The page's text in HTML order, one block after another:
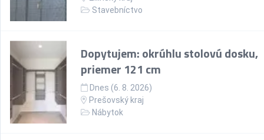
Stavebníctvo
Dopytujem: okrúhlu stolovú dosku,
priemer 121 cm
Dnes (6. 8. 2026)
Prešovský kraj
Nábytok